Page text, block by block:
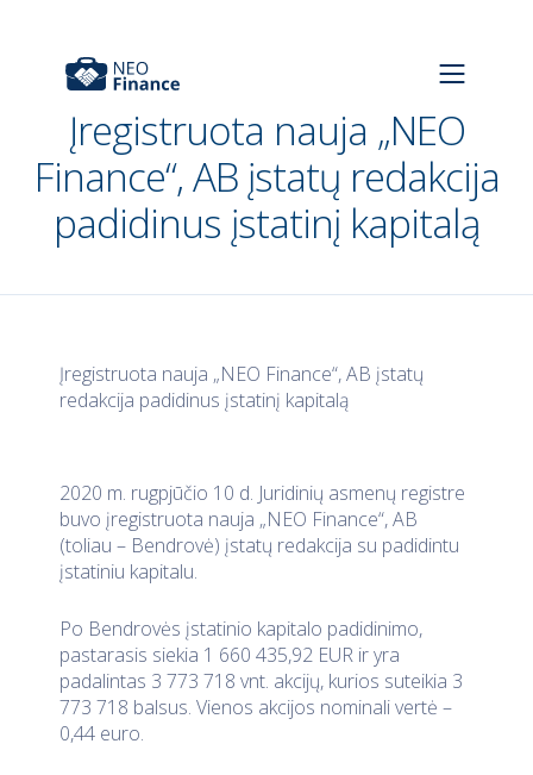
Įregistruota nauja „NEO
Finance“, AB įstatų redakcija
padidinus įstatinį kapitalą
Įregistruota nauja „NEO Finance“, AB įstatų
redakcija padidinus įstatinį kapitalą
2020 m. rugpjūčio 10 d. Juridinių asmenų registre
buvo įregistruota nauja „NEO Finance“, AB
(toliau – Bendrovė) įstatų redakcija su padidintu
įstatiniu kapitalu.
Po Bendrovės įstatinio kapitalo padidinimo,
pastarasis siekia 1 660 435,92 EUR ir yra
padalintas 3 773 718 vnt. akcijų, kurios suteikia 3
773 718 balsus. Vienos akcijos nominali vertė –
0,44 euro.